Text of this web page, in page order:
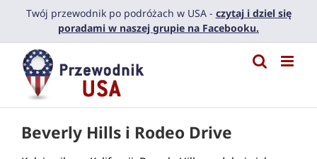
PrzejdźTwój przewodnik po podróżach w USA - czytaj i dziel się
poradami w naszej grupie na Facebooku.
Beverly Hills i Rodeo Drive